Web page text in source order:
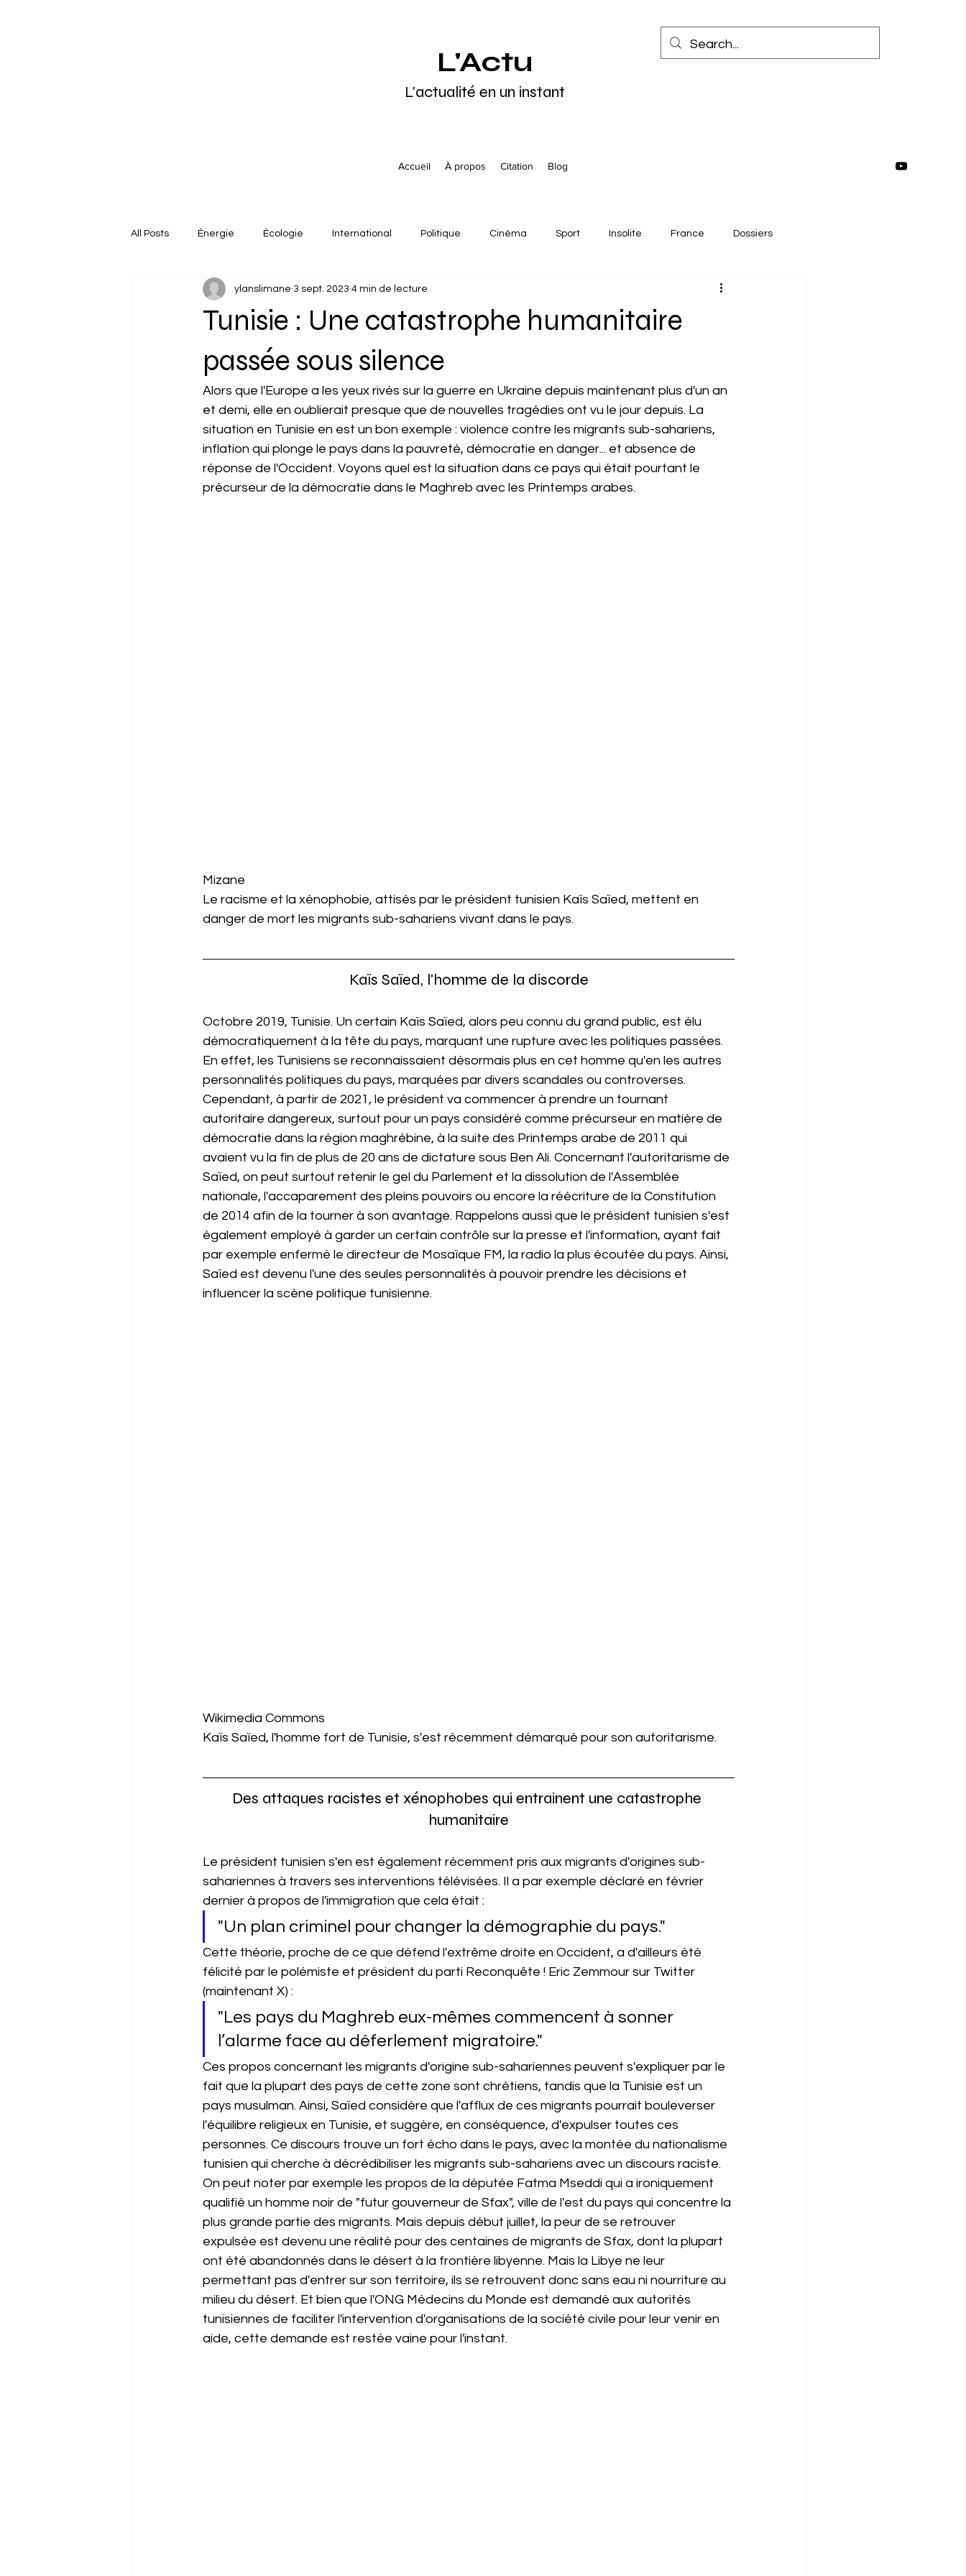
L'Actu
L'actualité en un instant
Accueil À propos Citation Blog
All Posts Énergie Écologie International Politique Cinéma Sport Insolite France Dossiers
États-Unis Afrique Europe Asie Océanie
Tech
Tunisie : Une catastrophe humanitaire
passée sous silence
ylanslimane 3 sept. 2023 4 min de lecture
Alors que l'Europe a les yeux rivés sur la guerre en Ukraine depuis maintenant plus d'un an
et demi, elle en oublierait presque que de nouvelles tragédies ont vu le jour depuis. La
situation en Tunisie en est un bon exemple : violence contre les migrants sub-sahariens,
inflation qui plonge le pays dans la pauvreté, démocratie en danger... et absence de
réponse de l'Occident. Voyons quel est la situation dans ce pays qui était pourtant le
précurseur de la démocratie dans le Maghreb avec les Printemps arabes.
Mizane
Le racisme et la xénophobie, attisés par le président tunisien Kaïs Saïed, mettent en
danger de mort les migrants sub-sahariens vivant dans le pays.
Kaïs Saïed, l'homme de la discorde
Octobre 2019, Tunisie. Un certain Kaïs Saïed, alors peu connu du grand public, est élu
démocratiquement à la tête du pays, marquant une rupture avec les politiques passées.
En effet, les Tunisiens se reconnaissaient désormais plus en cet homme qu'en les autres
personnalités politiques du pays, marquées par divers scandales ou controverses.
Cependant, à partir de 2021, le président va commencer à prendre un tournant
autoritaire dangereux, surtout pour un pays considéré comme précurseur en matière de
démocratie dans la région maghrébine, à la suite des Printemps arabe de 2011 qui
avaient vu la fin de plus de 20 ans de dictature sous Ben Ali. Concernant l'autoritarisme de
Saïed, on peut surtout retenir le gel du Parlement et la dissolution de l'Assemblée
nationale, l'accaparement des pleins pouvoirs ou encore la réécriture de la Constitution
de 2014 afin de la tourner à son avantage. Rappelons aussi que le président tunisien s'est
également employé à garder un certain contrôle sur la presse et l'information, ayant fait
par exemple enfermé le directeur de Mosaïque FM, la radio la plus écoutée du pays. Ainsi,
Saïed est devenu l'une des seules personnalités à pouvoir prendre les décisions et
influencer la scène politique tunisienne.
Wikimedia Commons
Kaïs Saïed, l'homme fort de Tunisie, s'est récemment démarqué pour son autoritarisme.
Des attaques racistes et xénophobes qui entrainent une catastrophe
humanitaire
Le président tunisien s'en est également récemment pris aux migrants d'origines sub-
sahariennes à travers ses interventions télévisées. Il a par exemple déclaré en février
dernier à propos de l'immigration que cela était :
"Un plan criminel pour changer la démographie du pays."
Cette théorie, proche de ce que défend l'extrême droite en Occident, a d'ailleurs été
félicité par le polémiste et président du parti Reconquête ! Eric Zemmour sur Twitter
(maintenant X) :
"Les pays du Maghreb eux-mêmes commencent à sonner
l’alarme face au déferlement migratoire."
Ces propos concernant les migrants d'origine sub-sahariennes peuvent s'expliquer par le
fait que la plupart des pays de cette zone sont chrétiens, tandis que la Tunisie est un
pays musulman. Ainsi, Saïed considère que l'afflux de ces migrants pourrait bouleverser
l'équilibre religieux en Tunisie, et suggère, en conséquence, d'expulser toutes ces
personnes. Ce discours trouve un fort écho dans le pays, avec la montée du nationalisme
tunisien qui cherche à décrédibiliser les migrants sub-sahariens avec un discours raciste.
On peut noter par exemple les propos de la députée Fatma Mseddi qui a ironiquement
qualifié un homme noir de "futur gouverneur de Sfax", ville de l'est du pays qui concentre la
plus grande partie des migrants. Mais depuis début juillet, la peur de se retrouver
expulsée est devenu une réalité pour des centaines de migrants de Sfax, dont la plupart
ont été abandonnés dans le désert à la frontière libyenne. Mais la Libye ne leur
permettant pas d'entrer sur son territoire, ils se retrouvent donc sans eau ni nourriture au
milieu du désert. Et bien que l'ONG Médecins du Monde est demandé aux autorités
tunisiennes de faciliter l'intervention d'organisations de la société civile pour leur venir en
aide, cette demande est restée vaine pour l'instant.